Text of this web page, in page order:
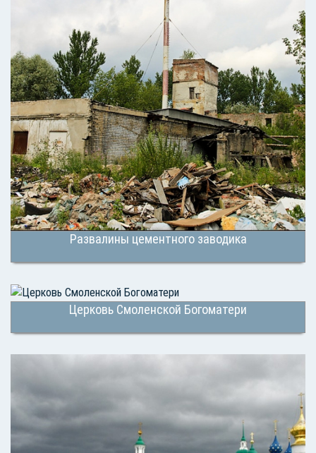
Развалины цементного заводика
Церковь Смоленской Богоматери